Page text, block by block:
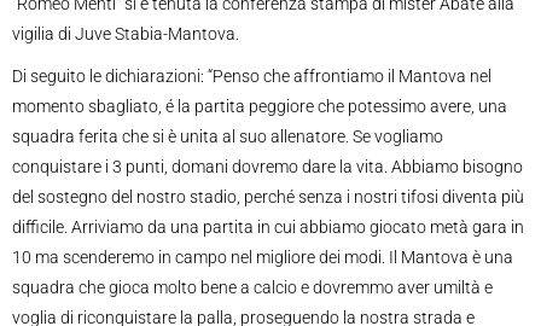
vigilia di Juve Stabia-Mantova.
Di seguito le dichiarazioni: “Penso che affrontiamo il Mantova nel
momento sbagliato, é la partita peggiore che potessimo avere, una
squadra ferita che si è unita al suo allenatore. Se vogliamo
conquistare i 3 punti, domani dovremo dare la vita. Abbiamo bisogno
del sostegno del nostro stadio, perché senza i nostri tifosi diventa più
difficile. Arriviamo da una partita in cui abbiamo giocato metà gara in
10 ma scenderemo in campo nel migliore dei modi. Il Mantova è una
squadra che gioca molto bene a calcio e dovremmo aver umiltà e
voglia di riconquistare la palla, proseguendo la nostra strada e